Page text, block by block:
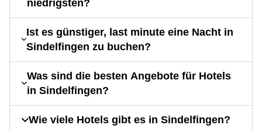
niedrigsten?
Ist es günstiger, last minute eine Nacht in
Sindelfingen zu buchen?
Was sind die besten Angebote für Hotels
in Sindelfingen?
Wie viele Hotels gibt es in Sindelfingen?